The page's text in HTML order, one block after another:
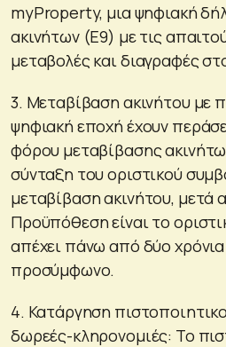
myProperty, μια ψηφιακή
ακινήτων (Ε9) με τις
μεταβολές και διαγραφές
3. Μεταβίβαση ακινήτου με
ψηφιακή εποχή έχουν
φόρου μεταβίβασης
σύνταξη του οριστικού
μεταβίβαση ακινήτου,
Προϋπόθεση είναι το
απέχει πάνω από δύο
προσύμφωνο.
4. Κατάργηση
δωρεές-κληρονομιές: Το